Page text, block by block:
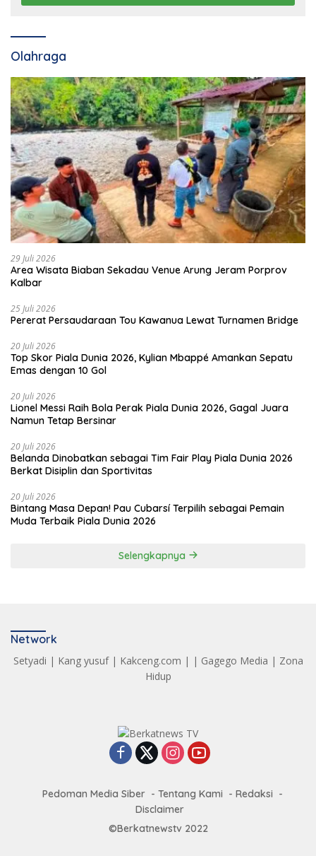
Olahraga
29 Juli 2026
Area Wisata Biaban Sekadau Venue Arung Jeram Porprov
Kalbar
25 Juli 2026
Pererat Persaudaraan Tou Kawanua Lewat Turnamen Bridge
20 Juli 2026
Top Skor Piala Dunia 2026, Kylian Mbappé Amankan Sepatu
Emas dengan 10 Gol
20 Juli 2026
Lionel Messi Raih Bola Perak Piala Dunia 2026, Gagal Juara
Namun Tetap Bersinar
20 Juli 2026
Belanda Dinobatkan sebagai Tim Fair Play Piala Dunia 2026
Berkat Disiplin dan Sportivitas
20 Juli 2026
Bintang Masa Depan! Pau Cubarsí Terpilih sebagai Pemain
Muda Terbaik Piala Dunia 2026
Selengkapnya
Network
Setyadi | Kang yusuf| Kakceng.com | | Gagego Media | Zona
Hidup
Pedoman Media Siber Tentang Kami
Redaksi
Disclaimer
©Berkatnewstv 2022